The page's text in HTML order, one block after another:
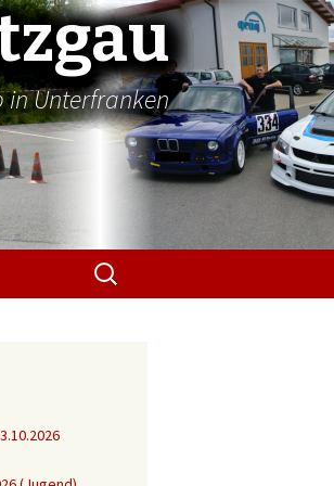
Unterfranken
Suchen
nach: